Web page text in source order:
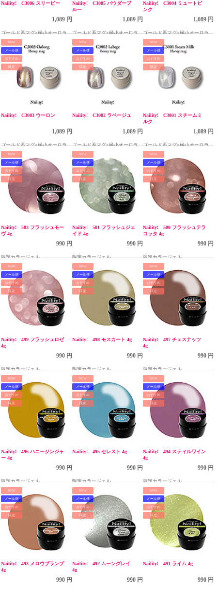
Naility! C3006 スリーピー
1,089 円
ゴールド系マグ×極小オーロララ
メのハニーマグシリーズ
Naility! C3005 パウダーブ
ルー
1,089 円
ゴールド系マグ×極小オーロララ
メのハニーマグシリーズ
Naility! C3004 ミュートピ
ンク
1,089 円
ゴールド系マグ×極小オーロララ
メのハニーマグシリーズ
NEW
メール便
おすすめ
限定
Naility! C3003 ウーロン
1,089 円
ゴールド系マグ×極小オーロララ
メのハニーマグシリーズ
NEW
メール便
おすすめ
限定
Naility! C3002 ラベージュ
1,089 円
ゴールド系マグ×極小オーロララ
メのハニーマグシリーズ
NEW
メール便
おすすめ
限定
Naility! C3001 スチームミ
ルク
1,089 円
ゴールド系マグ×極小オーロララ
メのハニーマグシリーズ
NEW
メール便
おすすめ
限定
Naility! 503 フラッシュモー
ヴ 4g
990 円
限定カラージェル
NEW
メール便
おすすめ
限定
Naility! 501 フラッシュジェ
イド 4g
990 円
限定カラージェル
NEW
メール便
おすすめ
限定
Naility! 500 フラッシュテラ
コッタ 4g
990 円
限定カラージェル
NEW
メール便
おすすめ
限定
Naility! 499 フラッシュロゼ
4g
990 円
限定カラージェル
NEW
メール便
おすすめ
限定
Naility! 498 モスカート 4g
990 円
限定カラージェル
NEW
メール便
おすすめ
限定
Naility! 497 チェスナッツ
4g
990 円
限定カラージェル
NEW
メール便
おすすめ
限定
Naility! 496 ハニージンジャ
ー 4g
990 円
限定カラージェル
NEW
メール便
おすすめ
限定
Naility! 495 セレスト 4g
990 円
限定カラージェル
NEW
メール便
おすすめ
限定
Naility! 494 スティルワイン
4g
990 円
限定カラージェル
NEW
メール便
おすすめ
限定
Naility! 493 メロウプランプ
4g
990 円
NEW
メール便
おすすめ
限定
Naility! 492 ムーングレイ
4g
990 円
NEW
メール便
おすすめ
限定
Naility! 491 ライム 4g
990 円